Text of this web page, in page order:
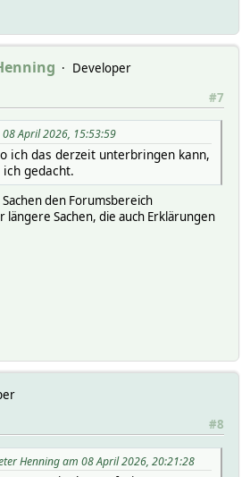
Developer
#7
April 2026, 15:53:59
ich das derzeit unterbringen kann,
gedacht.
den Forumsbereich
längere Sachen, die auch Erklärungen
#8
Henning am 08 April 2026, 20:21:28